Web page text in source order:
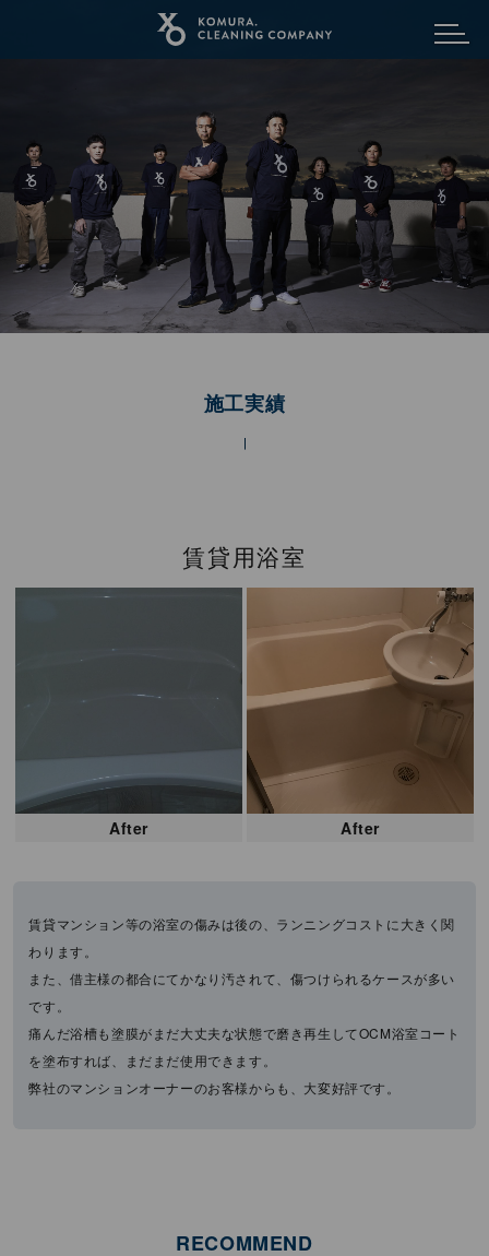
メニ
施工実績
賃貸用浴室
After After
賃貸マンション等の浴室の傷みは後の、ランニングコストに大きく関
わります。
また、借主様の都合にてかなり汚されて、傷つけられるケースが多い
です。
痛んだ浴槽も塗膜がまだ大丈夫な状態で磨き再生してOCM浴室コート
を塗布すれば、まだまだ使用できます。
弊社のマンションオーナーのお客様からも、大変好評です。
RECOMMEND